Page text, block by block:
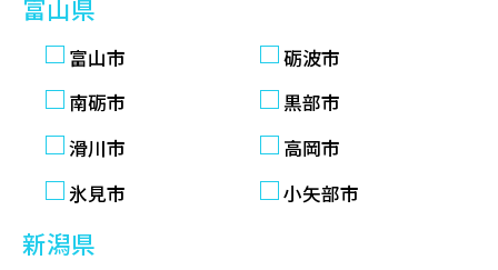
富山県
富山市
砺波市
南砺市
黒部市
滑川市
高岡市
氷見市
小矢部市
新潟県